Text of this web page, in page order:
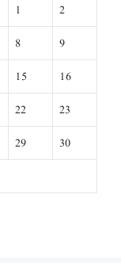
1
2
8
9
15
16
22
23
29
30